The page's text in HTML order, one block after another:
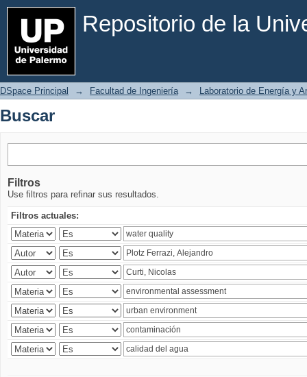
Repositorio de la
Buscar
DSpace Principal → Facultad de Ingeniería → Laboratorio de Energía y
Buscar
Filtros
Use filtros para refinar sus resultados.
Filtros actuales: